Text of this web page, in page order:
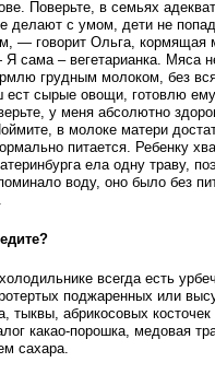
Поверьте, в семьях
делают с умом, дети не
— говорит Ольга, кормящая
сама – вегетарианка. Мяса
грудным молоком, без
сырые овощи, готовлю
у меня абсолютно
в молоке матери
питается. Ребенку
ела одну траву,
воду, оно было без
всегда есть
поджаренных или
тыквы, абрикосовых
какао-порошка, медовая
сахара.